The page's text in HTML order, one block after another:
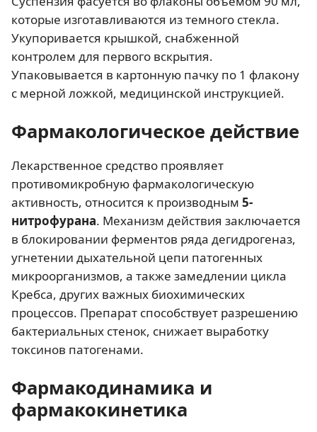
которые изготавливаются из темного стекла.
Укупоривается крышкой, снабженной
контролем для первого вскрытия.
Упаковывается в картонную пачку по 1 флакону
с мерной ложкой, медицинской инструкцией.
Фармакологическое действие
Лекарственное средство проявляет
противомикробную фармакологическую
активность, относится к производным 5-
нитрофурана. Механизм действия заключается
в блокировании ферментов ряда дегидрогеназ,
угнетении дыхательной цепи патогенных
микроорганизмов, а также замедлении цикла
Кребса, других важных биохимических
процессов. Препарат способствует разрешению
бактериальных стенок, снижает выработку
токсинов патогенами.
Фармакодинамика и
фармакокинетика